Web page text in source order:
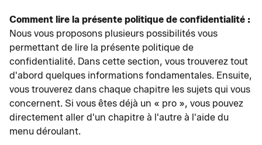
Comment lire la présente politique de confidentialité :
Nous vous proposons plusieurs possibilités vous
permettant de lire la présente politique de
confidentialité. Dans cette section, vous trouverez tout
d'abord quelques informations fondamentales. Ensuite,
vous trouverez dans chaque chapitre les sujets qui vous
concernent. Si vous êtes déjà un « pro », vous pouvez
directement aller d'un chapitre à l'autre à l'aide du
menu déroulant.